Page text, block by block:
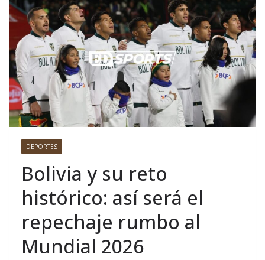
DEPORTES
Bolivia y su reto
histórico: así será el
repechaje rumbo al
Mundial 2026